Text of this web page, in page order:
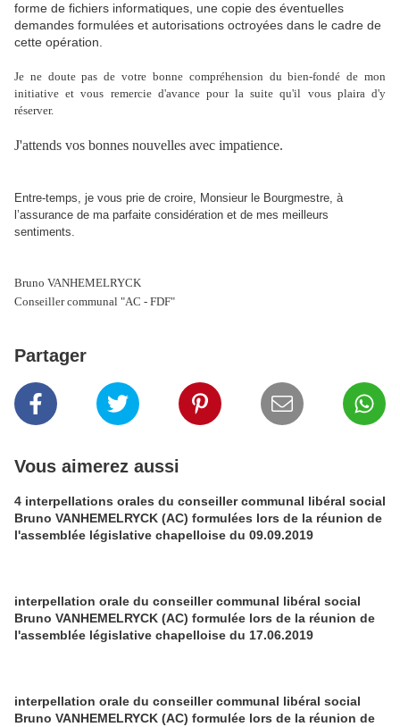
forme de fichiers informatiques, une copie des éventuelles
demandes formulées et autorisations octroyées dans le cadre de
cette opération.
Je ne doute pas de votre bonne compréhension du bien-fondé de mon
initiative et vous remercie d'avance pour la suite qu'il vous plaira d'y
réserver.
J'attends vos bonnes nouvelles avec impatience.
Entre-temps, je vous prie de croire, Monsieur le Bourgmestre, à
l’assurance de ma parfaite considération et de mes meilleurs
sentiments.
Bruno VANHEMELRYCK
Conseiller communal "AC - FDF"
Partager
Vous aimerez aussi
4 interpellations orales du conseiller communal libéral social
Bruno VANHEMELRYCK (AC) formulées lors de la réunion de
l'assemblée législative chapelloise du 09.09.2019
interpellation orale du conseiller communal libéral social
Bruno VANHEMELRYCK (AC) formulée lors de la réunion de
l'assemblée législative chapelloise du 17.06.2019
interpellation orale du conseiller communal libéral social
Bruno VANHEMELRYCK (AC) formulée lors de la réunion de